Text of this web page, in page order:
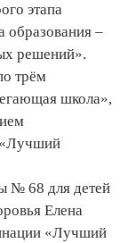
этапа
образования –
решений».
трём
школа»,
«Лучший
№ 68 для детей
Елена
«Лучший